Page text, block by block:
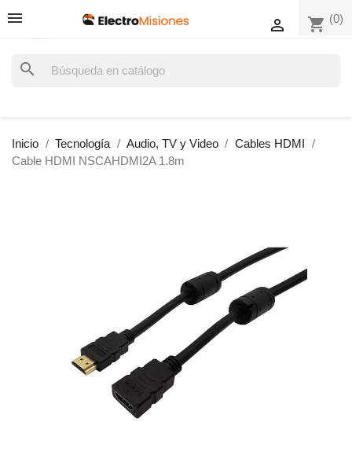
shopping_cart (0)

search
Inicio Tecnología Audio, TV y Video
Cables HDMI
Cable HDMI NSCAHDMI2A 1.8m